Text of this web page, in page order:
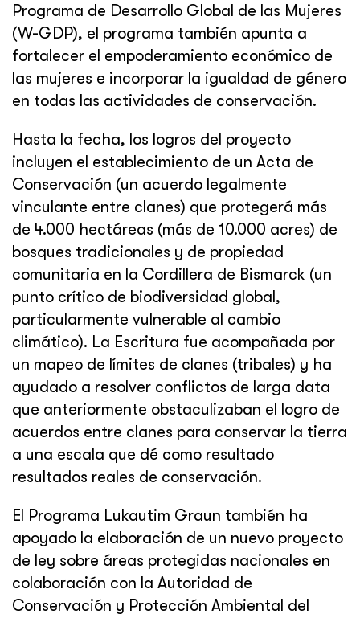
Programa de Desarrollo Global de las Mujeres
(W-GDP), el programa también apunta a
fortalecer el empoderamiento económico de
las mujeres e incorporar la igualdad de género
en todas las actividades de conservación.
Hasta la fecha, los logros del proyecto
incluyen el establecimiento de un Acta de
Conservación (un acuerdo legalmente
vinculante entre clanes) que protegerá más
de 4.000 hectáreas (más de 10.000 acres) de
bosques tradicionales y de propiedad
comunitaria en la Cordillera de Bismarck (un
punto crítico de biodiversidad global,
particularmente vulnerable al cambio
climático). La Escritura fue acompañada por
un mapeo de límites de clanes (tribales) y ha
ayudado a resolver conflictos de larga data
que anteriormente obstaculizaban el logro de
acuerdos entre clanes para conservar la tierra
a una escala que dé como resultado
resultados reales de conservación.
El Programa Lukautim Graun también ha
apoyado la elaboración de un nuevo proyecto
de ley sobre áreas protegidas nacionales en
colaboración con la Autoridad de
Conservación y Protección Ambiental del